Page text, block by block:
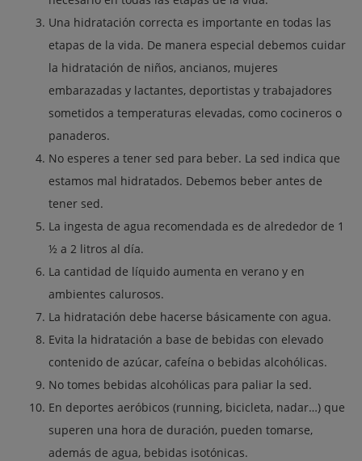
Una hidratación correcta es importante en todas las
etapas de la vida. De manera especial debemos cuidar
la hidratación de niños, ancianos, mujeres
embarazadas y lactantes, deportistas y trabajadores
sometidos a temperaturas elevadas, como cocineros o
panaderos.
No esperes a tener sed para beber. La sed indica que
estamos mal hidratados. Debemos beber antes de
tener sed.
La ingesta de agua recomendada es de alrededor de 1
½ a 2 litros al día.
La cantidad de líquido aumenta en verano y en
ambientes calurosos.
La hidratación debe hacerse básicamente con agua.
Evita la hidratación a base de bebidas con elevado
contenido de azúcar, cafeína o bebidas alcohólicas.
No tomes bebidas alcohólicas para paliar la sed.
En deportes aeróbicos (running, bicicleta, nadar…) que
superen una hora de duración, pueden tomarse,
además de agua, bebidas isotónicas.